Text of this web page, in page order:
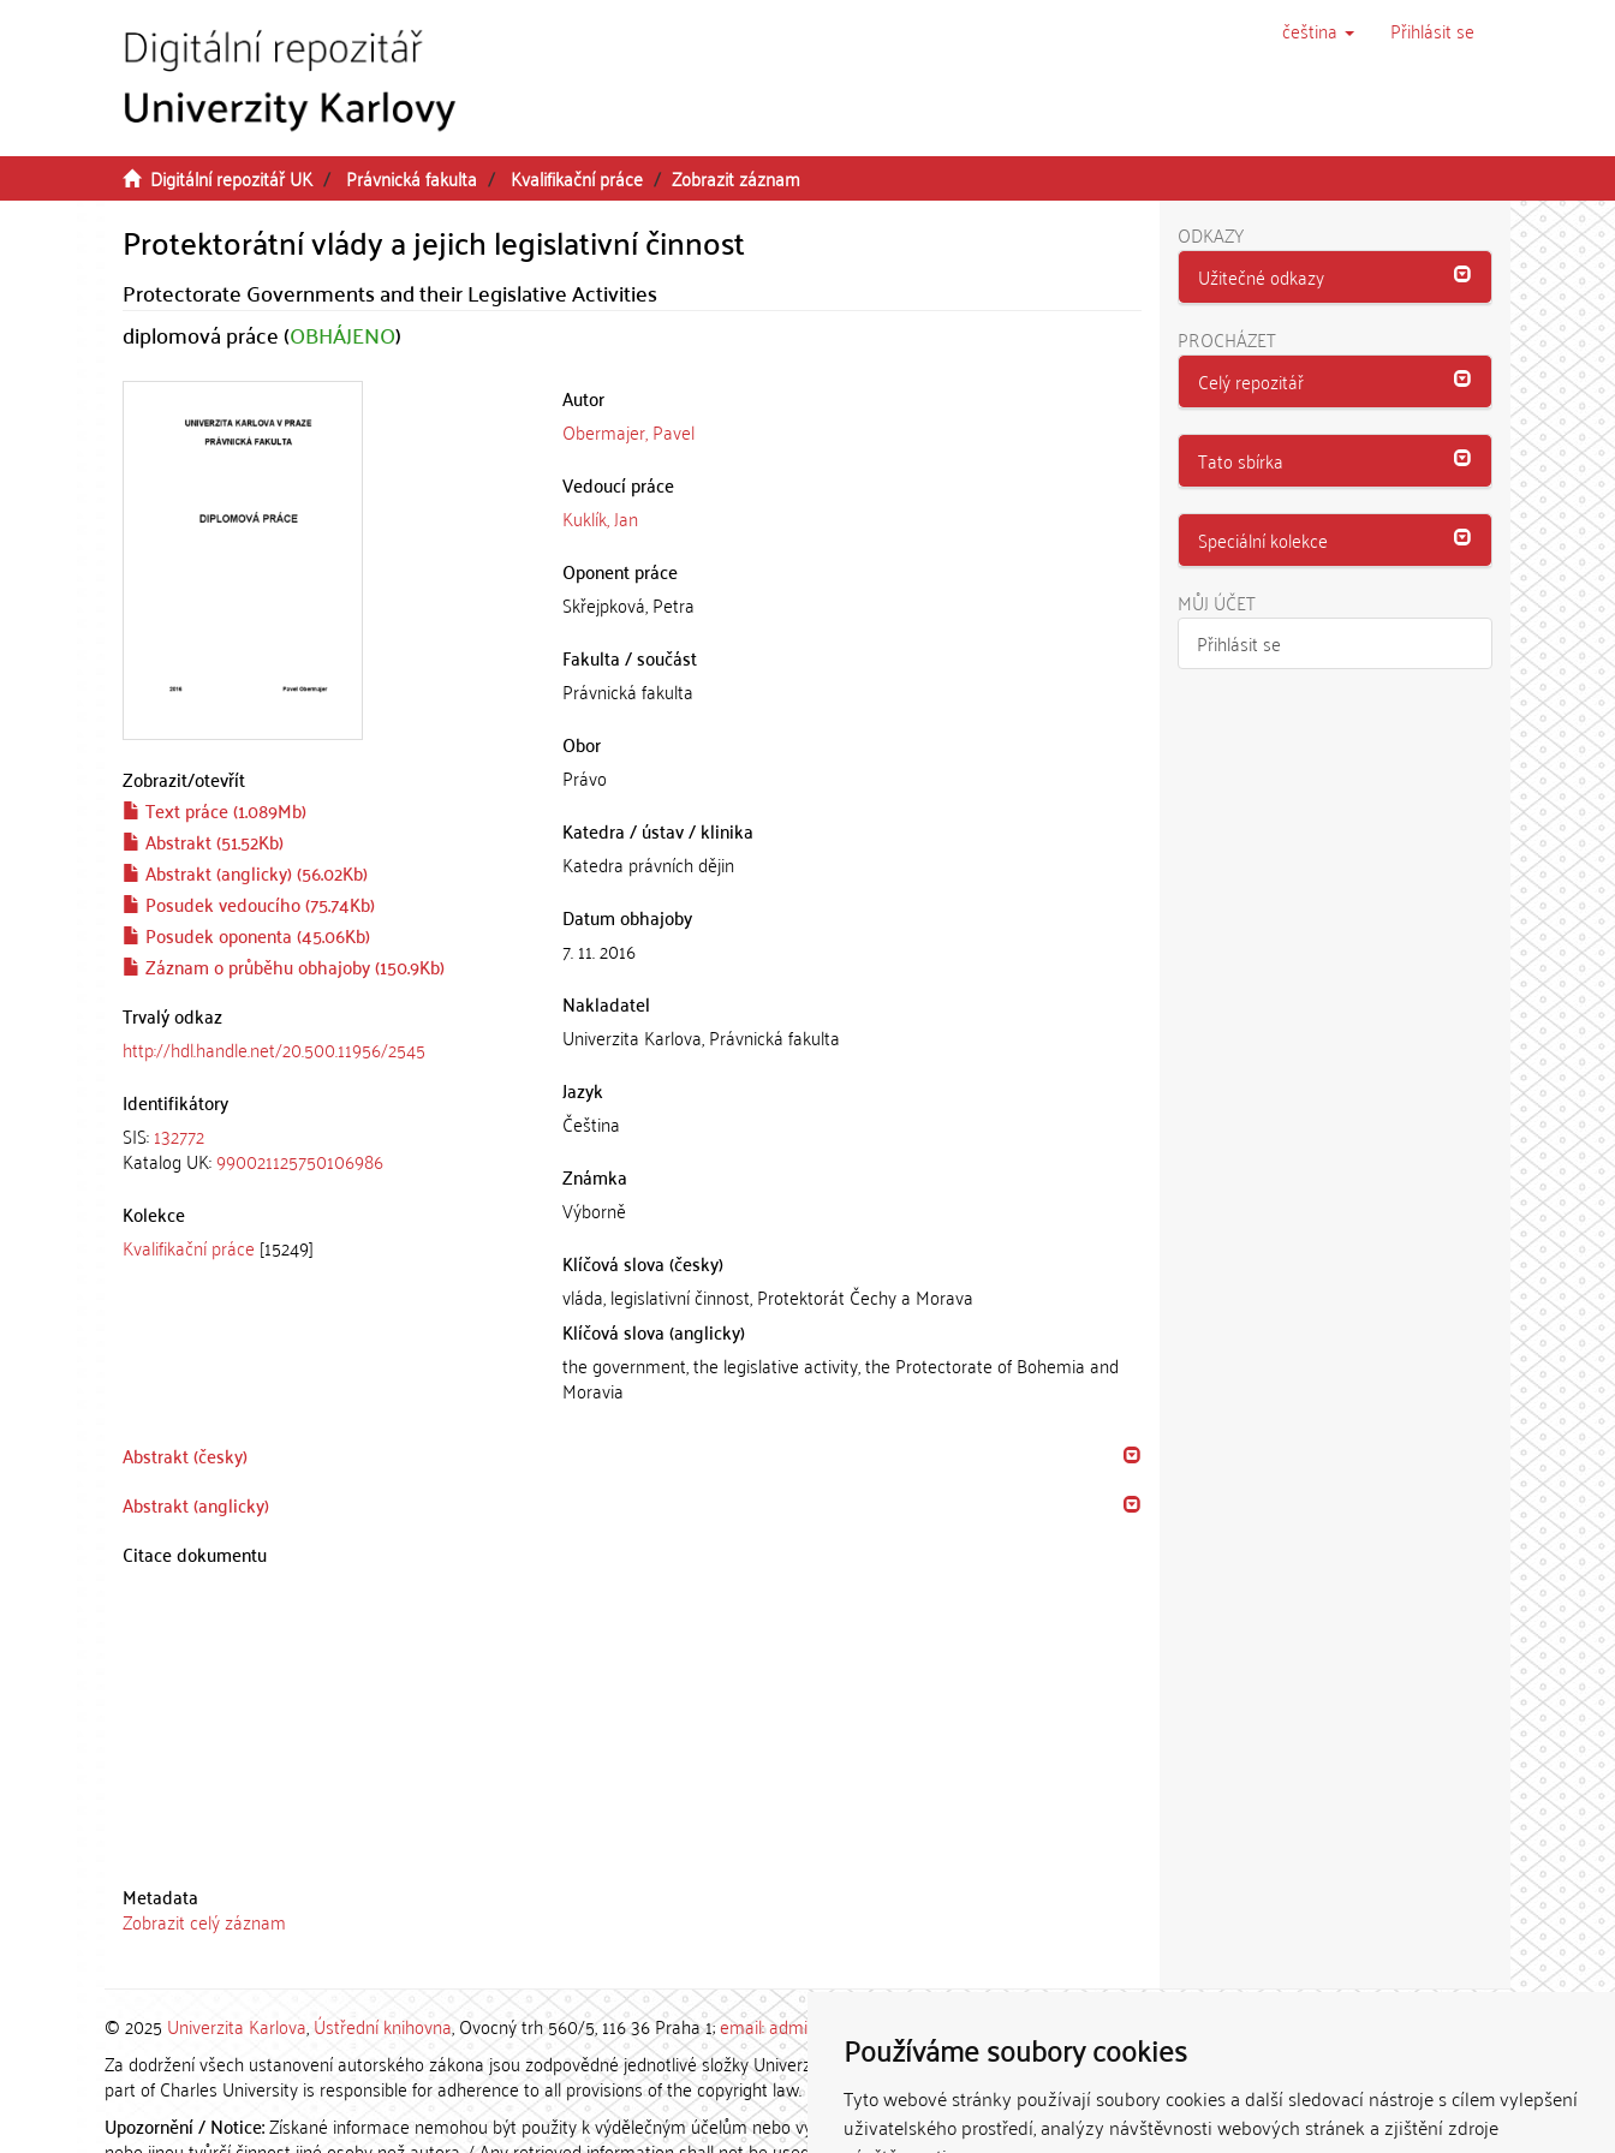
Používáme soubory cookies
Tyto webové stránky používají soubory cookies a další sledovací nástroje s cílem vylepšení
uživatelského prostředí, analýzy návštěvnosti webových stránek a zjištění zdroje
čeština Přihlásit se
Digitální repozitář UK Právnická fakulta Kvalifikační práce Zobrazit záznam
Protektorátní vlády a jejich legislativní činnost
Protectorate Governments and their Legislative Activities
diplomová práce (OBHÁJENO)
Zobrazit/otevřít
Text práce (1.089Mb)
Abstrakt (51.52Kb)
Abstrakt (anglicky) (56.02Kb)
Posudek vedoucího (75.74Kb)
Posudek oponenta (45.06Kb)
Záznam o průběhu obhajoby (150.9Kb)
Trvalý odkaz
http://hdl.handle.net/20.500.11956/2545
Identifikátory
SIS:132772
Katalog UK:990021125750106986
Kolekce
Kvalifikační práce [15249]
Autor
Obermajer, Pavel
Vedoucí práce
Kuklík, Jan
Oponent práce
Skřejpková, Petra
Fakulta / součást
Právnická fakulta
Obor
Právo
Katedra / ústav / klinika
Katedra právních dějin
Datum obhajoby
7. 11. 2016
Nakladatel
Univerzita Karlova, Právnická fakulta
Jazyk
Čeština
Známka
Výborně
Klíčová slova (česky)
vláda, legislativní činnost, Protektorát Čechy a Morava
Klíčová slova (anglicky)
the government, the legislative activity, the Protectorate of Bohemia and
Moravia
Abstrakt (česky)
Abstrakt (anglicky)
Citace dokumentu
Metadata
Zobrazit celý záznam
ODKAZY
Užitečné odkazy
PROCHÁZET
Celý repozitář
Tato sbírka
Speciální kolekce
MŮJ ÚČET
Přihlásit se
© 2025 Univerzita Karlova,Ústřední knihovna, Ovocný trh 560/5, 116 36 Praha 1;email: admin-repozitar [at] cuni.cz
Za dodržení všech ustanovení autorského zákona jsou zodpovědné jednotlivé složky Univerzity Karlovy. / Each constituent
part of Charles University is responsible for adherence to all provisions of the copyright law.
Upozornění / Notice:Získané informace nemohou být použity k výdělečným účelům nebo vydávány za studijní, vědeckou